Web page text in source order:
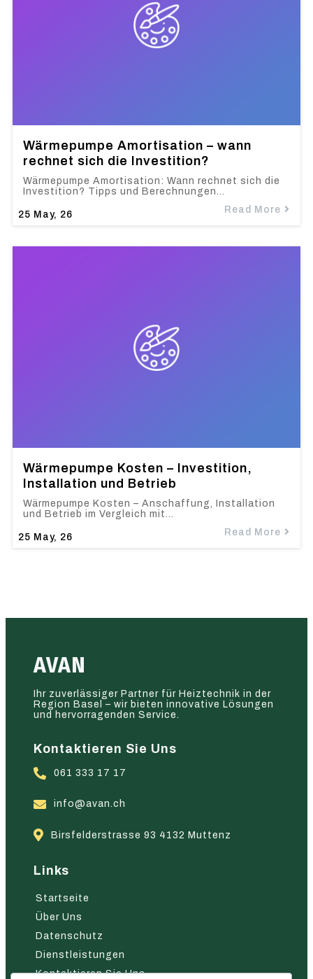
Wärmepumpe Amortisation – wann
rechnet sich die Investition?
25 May, 26
Wärmepumpe Amortisation: Wann rechnet sich die
Investition? Tipps und Berechnungen…
Read More
Wärmepumpe Kosten – Investition,
Installation und Betrieb
25 May, 26
Wärmepumpe Kosten – Anschaffung, Installation
und Betrieb im Vergleich mit…
Read More
AVAN
Ihr zuverlässiger Partner für Heiztechnik in der
Region Basel – wir bieten innovative Lösungen
und hervorragenden Service.
Kontaktieren Sie Uns
061 333 17 17
info@avan.ch
Birsfelderstrasse 93 4132 Muttenz
Links
Startseite
Über Uns
Datenschutz
Dienstleistungen
Kontaktieren Sie Uns